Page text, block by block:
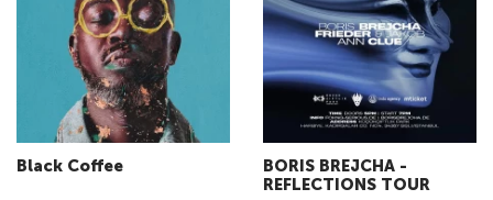
Black Coffee
BORIS BREJCHA -
REFLECTIONS TOUR